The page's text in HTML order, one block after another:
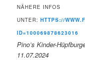
NÄHERE INFOS
UNTER:HTTPS://
ID=100069878623016
Pino’s Kinder-
11.07.2024